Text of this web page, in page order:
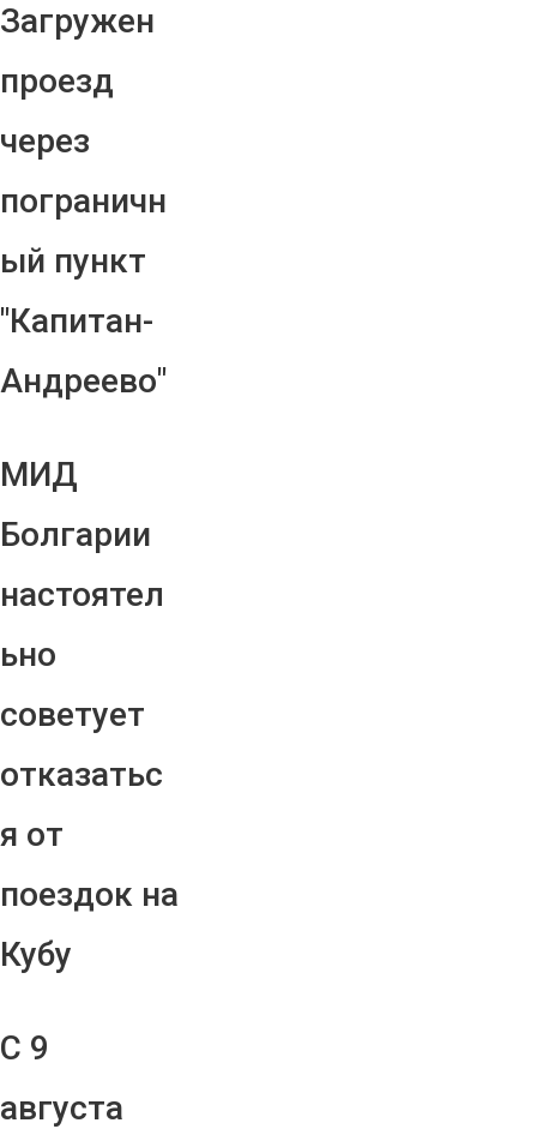
Загружен
проезд
через
пограничн
ый пункт
"Капитан-
Андреево"
МИД
Болгарии
настоятел
ьно
советует
отказатьс
я от
поездок на
Кубу
С 9
августа